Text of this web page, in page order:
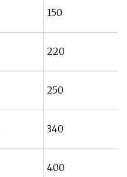
150
220
250
340
400